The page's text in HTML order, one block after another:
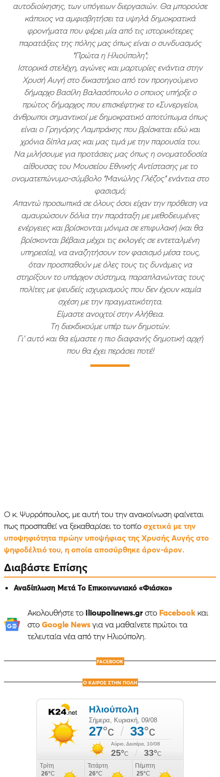
αυτοδιοίκησης, των υπόγειων διεργασιών. Θα μπορούσε
κάποιος να αμφισβητήσει τα υψηλά δημοκρατικά
φρονήματα που φέρει μία από τις ιστορικότερες
παρατάξεις της πόλης μας όπως είναι ο συνδυασμός
“Πρώτα η Ηλιούπολη”;
Ιστορικά στελέχη, αγώνες και μαρτυρίες ενάντια στην
Χρυσή Αυγή στο δικαστήριο από τον προηγούμενο
δήμαρχο Βασίλη Βαλασόπουλο ο οποιος υπήρξε ο
πρώτος δήμαρχος που επισκέφτηκε το «Συνεργείο»,
άνθρωποι σημαντικοί με δημοκρατικό αποτύπωμα όπως
είναι ο Γρηγόρης Λαμπράκης που βρίσκεται εδώ και
χρόνια δίπλα μας και μας τιμά με την παρουσία του.
Να μιλήσουμε για προτάσεις μας όπως η ονοματοδοσία
αίθουσας του Μουσείου Εθνικής Αντίστασης με το
ονοματεπώνυμο-σύμβολο “Μανώλης Γλέζος” ενάντια στο
φασισμό;
Απαντώ προσωπικά σε όλους όσοι είχαν την πρόθεση να
αμαυρώσουν δόλια την παράταξη με μεθοδευμένες
ενέργειες και βρίσκονται μόνιμα σε επιφυλακή (και θα
βρίσκονται βέβαια μέχρι τις εκλογές σε εντεταλμένη
υπηρεσία), να αναζητήσουν τον φασισμό μέσα τους,
όταν προσπαθούν με όλες τους τις δυνάμεις να
στηρίξουν το υπάρχον σύστημα, παραπλανώντας τους
πολίτες με ψευδείς ισχυρισμούς που δεν έχουν καμία
σχέση με την πραγματικότητα.
Είμαστε ανοιχτοί στην Αλήθεια.
Τη διεκδικούμε υπέρ των δημοτών.
Γι’ αυτό και θα είμαστε η πιο διαφανής δημοτική αρχή
που θα έχει περάσει ποτέ!
Ο κ. Ψυρρόπουλος, με αυτή του την ανακοίνωση φαίνεται
πως προσπαθεί να ξεκαθαρίσει το τοπίο σχετικά με την
υποψηφιότητα πρώην υποψήφιας της Χρυσής Αυγής στο
ψηφοδέλτιό του, η οποία αποσύρθηκε άρον-άρον.
Διαβάστε Επίσης
Αναδίπλωση Μετά Το Επικοινωνιακό «Φιάσκο»
Ακολουθήστε το Ilioupolinews.grστο Facebookκαι
στο Google Newsγια να μαθαίνετε πρώτοι τα
τελευταία νέα από την Ηλιούπολη.
FACEBOOK
Ο ΚΑΙΡΟΣ ΣΤΗΝ ΠΟΛΗ